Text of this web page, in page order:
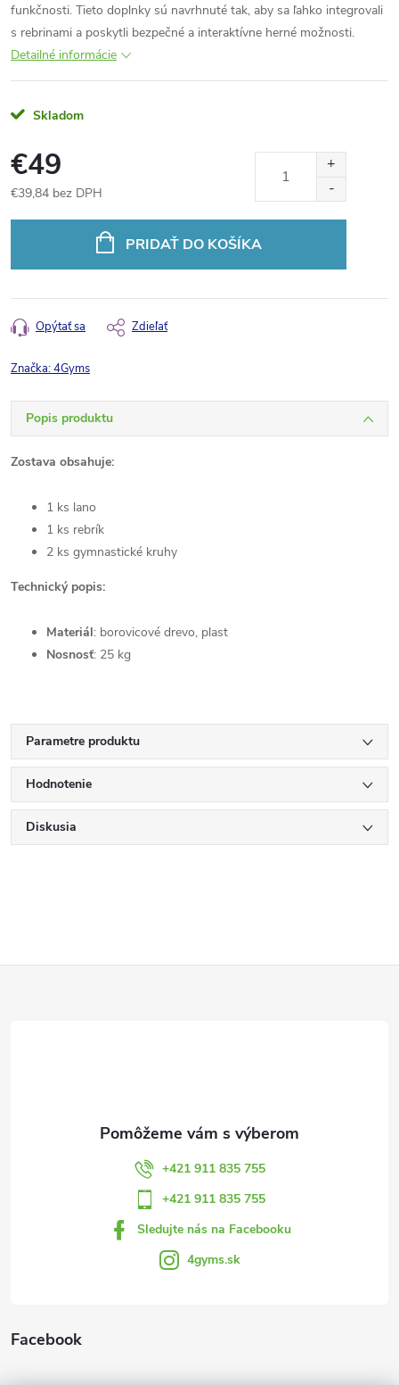
funkčnosti. Tieto doplnky sú navrhnuté tak, aby sa ľahko integrovali
s rebrinami a poskytli bezpečné a interaktívne herné možnosti.
Detailné informácie
Skladom
€49
€39,84 bez DPH
PRIDAŤ DO KOŠÍKA
Opýtať sa Zdieľať
Značka:4Gyms
Popis produktu
Zostava obsahuje:
1 ks lano
1 ks rebrík
2 ks gymnastické kruhy
Technický popis:
Materiál: borovicové drevo, plast
Nosnosť: 25 kg
Parametre produktu
Hodnotenie
Diskusia
Facebook
+421 911 835 755
+421 911 835 755
Sledujte nás na Facebooku
4gyms.sk